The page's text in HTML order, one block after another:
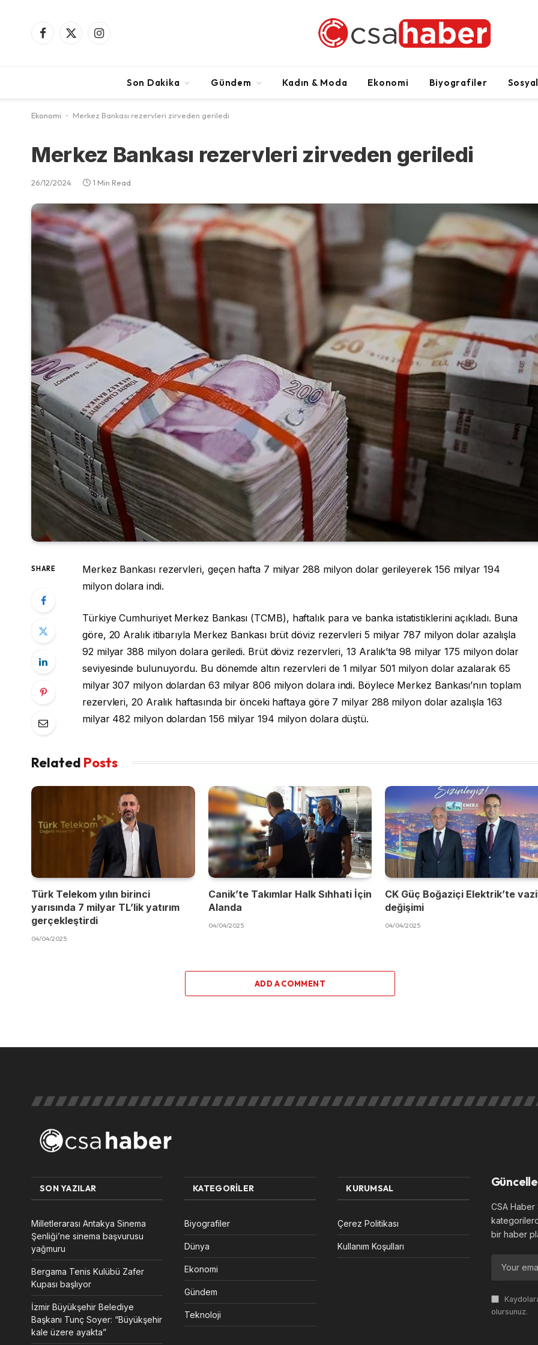
Facebook
X
Instagram
Son Dakika Gündem Kadın & Moda Ekonomi Biyografiler
Ekonomi - Merkez Bankası rezervleri zirveden geriledi
Merkez Bankası rezervleri zirveden geriledi
26/12/2024 1 Min Read
SHARE
Merkez Bankası rezervleri, geçen hafta 7 milyar 288 milyon dolar gerileyerek 156 milyar 194
milyon dolara indi.
Türkiye Cumhuriyet Merkez Bankası (TCMB), haftalık para ve banka istatistiklerini açıkladı. Buna
göre, 20 Aralık itibarıyla Merkez Bankası brüt döviz rezervleri 5 milyar 787 milyon dolar azalışla
92 milyar 388 milyon dolara geriledi. Brüt döviz rezervleri, 13 Aralık’ta 98 milyar 175 milyon dolar
seviyesinde bulunuyordu. Bu dönemde altın rezervleri de 1 milyar 501 milyon dolar azalarak 65
milyar 307 milyon dolardan 63 milyar 806 milyon dolara indi. Böylece Merkez Bankası’nın toplam
rezervleri, 20 Aralık haftasında bir önceki haftaya göre 7 milyar 288 milyon dolar azalışla 163
milyar 482 milyon dolardan 156 milyar 194 milyon dolara düştü.
Related Posts
Türk Telekom yılın birinci
yarısında 7 milyar TL’lik yatırım
gerçekleştirdi
04/04/2025
Canik’te Takımlar Halk Sıhhati İçin
Alanda
04/04/2025
CK Güç Boğaziçi Elektrik’te
değişimi
04/04/2025
ADD A COMMENT
SON YAZILAR
Milletlerarası Antakya Sinema
Şenliği’ne sinema başvurusu
yağmuru
Bergama Tenis Kulübü Zafer
Kupası başlıyor
İzmir Büyükşehir Belediye
Başkanı Tunç Soyer: “Büyükşehir
kale üzere ayakta”
KATEGORILER
Biyografiler
Dünya
Ekonomi
Gündem
Teknoloji
KURUMSAL
Çerez Politikası
Kullanım Koşulları
CSA
bir haber
olursunuz.